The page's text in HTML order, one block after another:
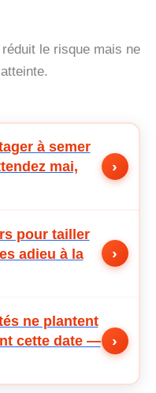
le risque mais ne
à semer
mai,
›
pour tailler
adieu à la
›
ne plantent
cette date —
›